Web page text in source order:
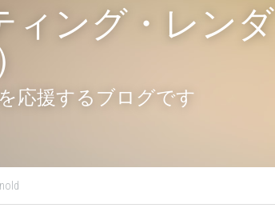
ィング・レンダ
応援するブログです